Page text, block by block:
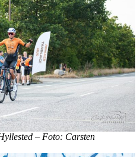
– Foto: Carsten